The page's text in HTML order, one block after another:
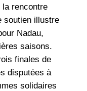
la rencontre
soutien illustre
Nadau,
saisons.
finales de
disputées à
solidaires